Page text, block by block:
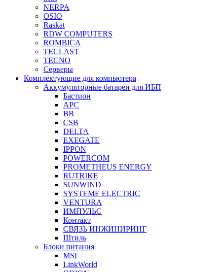
NERPA
OSIO
Raskat
RDW COMPUTERS
ROMBICA
TECLAST
TECNO
Серверы
Комплектующие для компьютера
Аккумуляторные батареи для ИБП
Бастион
APC
BB
CSB
DELTA
EXEGATE
IPPON
POWERCOM
PROMETHEUS ENERGY
RUTRIKE
SUNWIND
SYSTEME ELECTRIC
VENTURA
ИМПУЛЬС
Контакт
СВЯЗЬ ИНЖИНИРИНГ
Штиль
Блоки питания
MSI
LinkWorld